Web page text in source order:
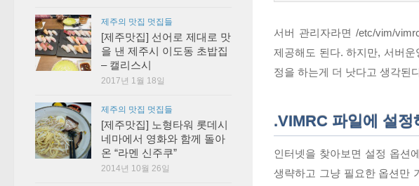
서버 관리자라면 /etc/vim/
제공해도 된다. 하지만, 서버
정을 하는게 더 낫다고 생각된
.VIMRC 파일에 설정
인터넷을 찾아보면 설정 옵션
생략하고 그냥 필요한 옵션만
제주의 맛집 멋집들
[제주맛집] 선어로 제대로 맛
을 낸 제주시 이도동 초밥집
– 캘리스시
2017년 1월 18일
제주의 맛집 멋집들
[제주맛집] 노형타워 롯데시
네마에서 영화와 함께 돌아
온 “라멘 신주쿠”
2014년 10월 26일